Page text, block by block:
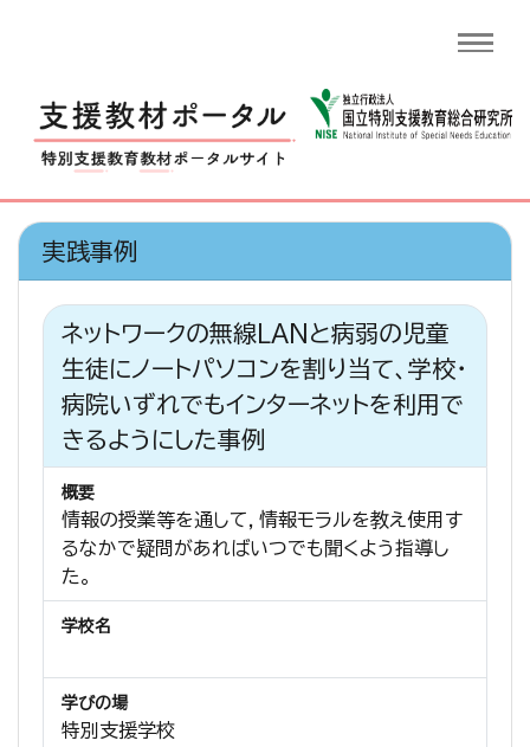
実践事例
ネットワークの無線LANと病弱の児童
生徒にノートパソコンを割り当て、学校・
病院いずれでもインターネットを利用で
きるようにした事例
概要
情報の授業等を通して，情報モラルを教え使用す
るなかで疑問があればいつでも聞くよう指導し
た。
学校名
学びの場
特別支援学校